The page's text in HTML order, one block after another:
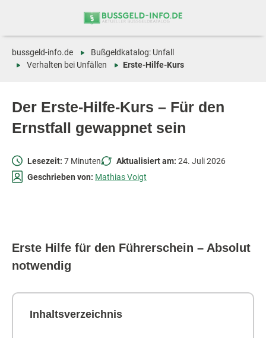
Der Erste-Hilfe-Kurs – Für den
Ernstfall gewappnet sein
bussgeld-info.de
Bußgeldkatalog: Unfall
Verhalten bei Unfällen
Erste-Hilfe-Kurs
Lesezeit: 7 Minuten Aktualisiert am: 24. Juli 2026
Geschrieben von: Mathias Voigt
Erste Hilfe für den Führerschein – Absolut
notwendig
Inhaltsverzeichnis